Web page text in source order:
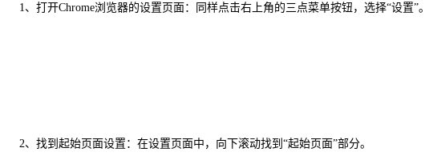
1、打开Chrome浏览器的设置页面：同样点击右上角的三点菜单按钮，选择“设置”。
2、找到起始页面设置：在设置页面中，向下滚动找到“起始页面”部分。